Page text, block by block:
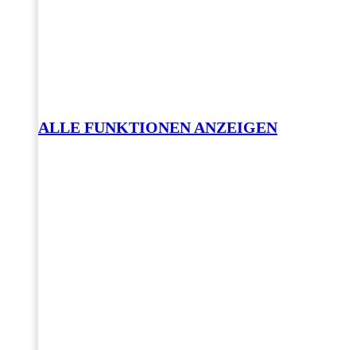
ALLE FUNKTIONEN ANZEIGEN